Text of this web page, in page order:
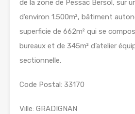
de la zone de Pessac Bersol, sur
d’environ 1.500m², bâtiment
superficie de 662m² qui se
bureaux et de 345m² d’atelier
sectionnelle.
Code Postal: 33170
Ville: GRADIGNAN